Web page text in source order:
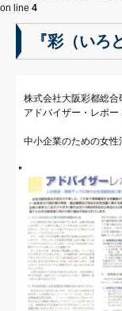
on line 4
『彩（いろ
株式会社大阪彩都総
アドバイザー・レポー
中小企業のための女性